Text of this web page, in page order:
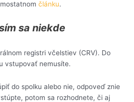
článku.
sa niekde
registri včelstiev (CRV). Do
vstupovať nemusíte.
do spolku alebo nie, odpoveď znie
potom sa rozhodnete, či aj